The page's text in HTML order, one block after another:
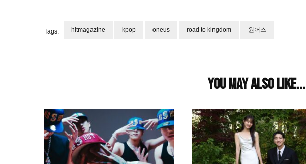
Tags: hitmagazine kpop oneus road to kingdom 원어스
You may also like...